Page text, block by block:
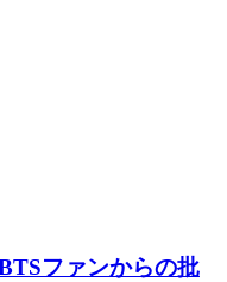
ファンからの批